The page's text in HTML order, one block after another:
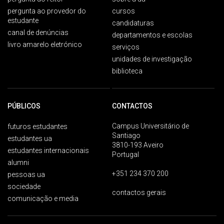
pergunta ao provedor do
estudante
canal de denúncias
livro amarelo eletrónico
cursos
candidaturas
departamentos e escolas
serviços
unidades de investigação
biblioteca
PÚBLICOS
futuros estudantes
estudantes ua
estudantes internacionais
alumni
pessoas ua
sociedade
comunicação e media
CONTACTOS
Campus Universitário de
Santiago
3810-193 Aveiro
Portugal
+351 234 370 200
contactos gerais